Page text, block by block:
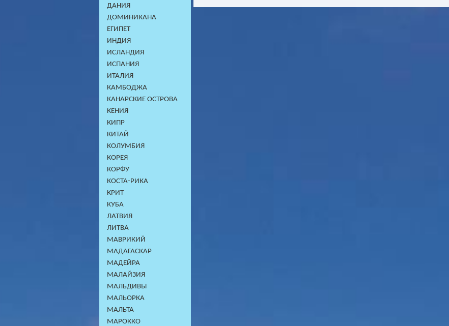
ДАНИЯ
ДОМИНИКАНA
ЕГИПЕТ
ИНДИЯ
ИСЛАНДИЯ
ИСПАНИЯ
ИТАЛИЯ
КАМБОДЖA
КАНАРСКИЕ ОСТРОВА
КЕНИЯ
КИПР
КИТАЙ
КОЛУМБИЯ
КОРЕЯ
КОРФУ
КОСТА-РИКА
КРИТ
КУБА
ЛАТВИЯ
ЛИТВА
МАВРИКИЙ
МАДАГАСКАР
МАДЕЙРА
МАЛАЙЗИЯ
МАЛЬДИВЫ
МАЛЬОРКА
МАЛЬТА
МАРОККО